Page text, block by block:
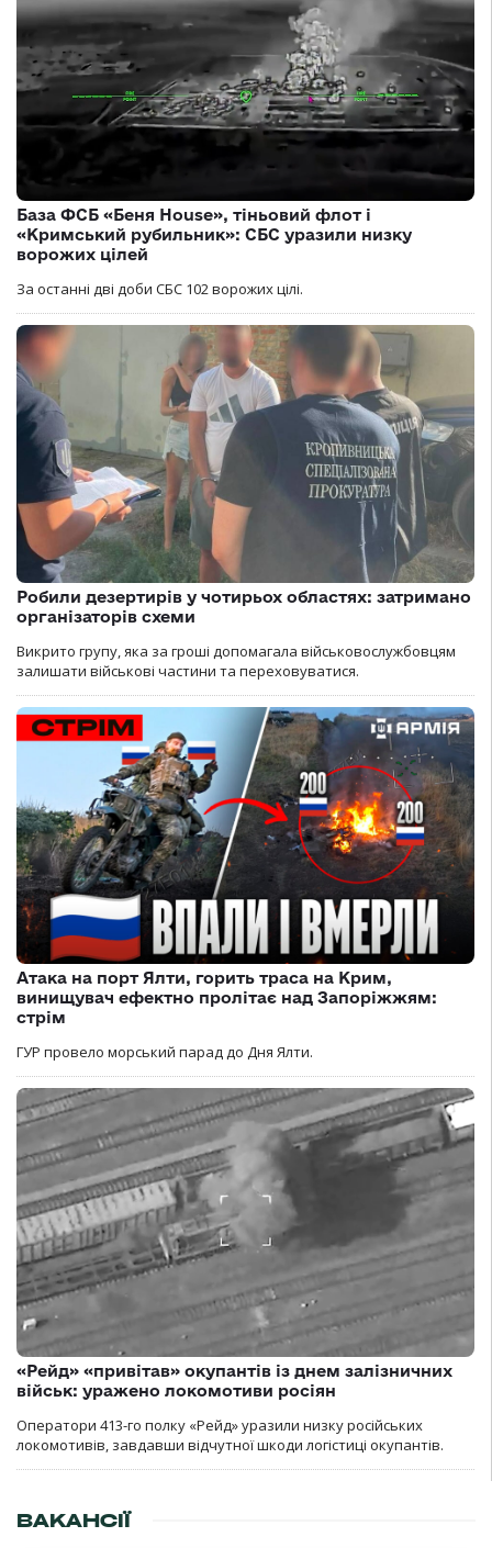
База ФСБ «Беня House», тіньовий флот і
«Кримський рубильник»: СБС уразили низку
ворожих цілей
За останні дві доби СБС 102 ворожих цілі.
Робили дезертирів у чотирьох областях: затримано
організаторів схеми
Викрито групу, яка за гроші допомагала військовослужбовцям
залишати військові частини та переховуватися.
Атака на порт Ялти, горить траса на Крим,
винищувач ефектно пролітає над Запоріжжям:
стрім
ГУР провело морський парад до Дня Ялти.
«Рейд» «привітав» окупантів із днем залізничних
військ: уражено локомотиви росіян
Оператори 413-го полку «Рейд» уразили низку російських
локомотивів, завдавши відчутної шкоди логістиці окупантів.
ВАКАНСІЇ